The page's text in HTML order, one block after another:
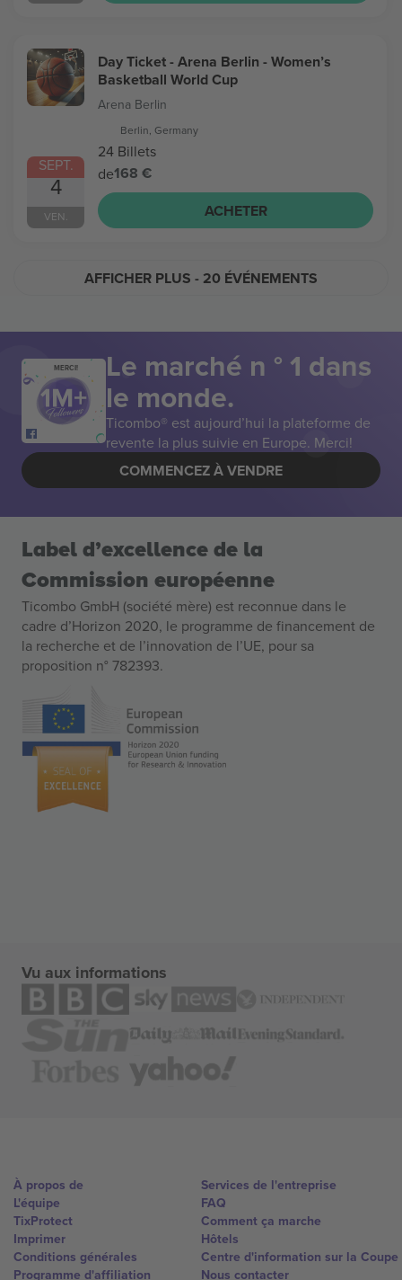
SEPT.
4
VEN.
Day Ticket - Arena Berlin - Women’s
Basketball World Cup
Arena Berlin
Berlin, Germany
24 Billets
de168 €
ACHETER
AFFICHER PLUS - 20 ÉVÉNEMENTS
MERCI! Le marché n ° 1 dans
le monde.
Ticombo® est aujourd’hui la plateforme de
revente la plus suivie en Europe. Merci!
COMMENCEZ À VENDRE
Label d’excellence de la
Commission européenne
Ticombo GmbH (société mère) est reconnue dans le
cadre d’Horizon 2020, le programme de financement de
la recherche et de l’innovation de l’UE, pour sa
proposition n° 782393.
Vu aux informations
À propos de
L'équipe
TixProtect
Imprimer
Conditions générales
Programme d'affiliation
Services de l'entreprise
FAQ
Comment ça marche
Hôtels
Centre d'information sur la Coupe
Nous contacter